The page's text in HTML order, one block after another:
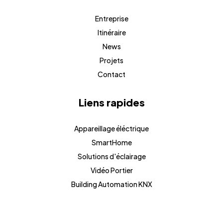
Entreprise
Itinéraire
News
Projets
Contact
Liens rapides
Appareillage éléctrique
SmartHome
Solutions d'éclairage
Vidéo Portier
Building Automation KNX